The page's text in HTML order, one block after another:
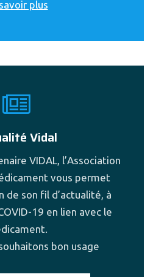
plus
Vidal
VIDAL, l’Association
vous permet
de son fil d’actualité, à
19 en lien avec le
bon usage